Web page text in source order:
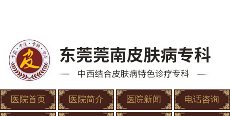
医院首页 医院简介 医院新闻 电话咨询